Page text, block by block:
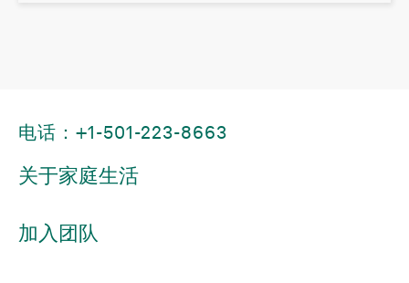
电话：+1-501-223-8663
关于家庭生活
加入团队